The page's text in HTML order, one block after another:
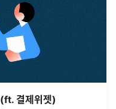
결제위젯)